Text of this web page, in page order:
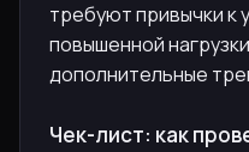
требуют привычки к
повышенной
дополнительные
Чек-лист: как